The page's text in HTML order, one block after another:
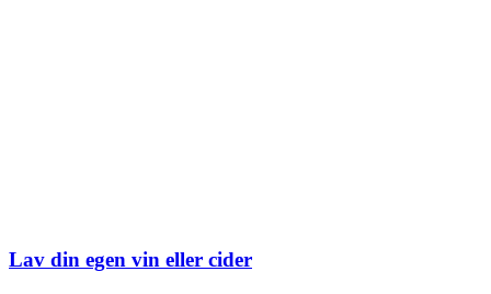
Lav din egen vin eller cider